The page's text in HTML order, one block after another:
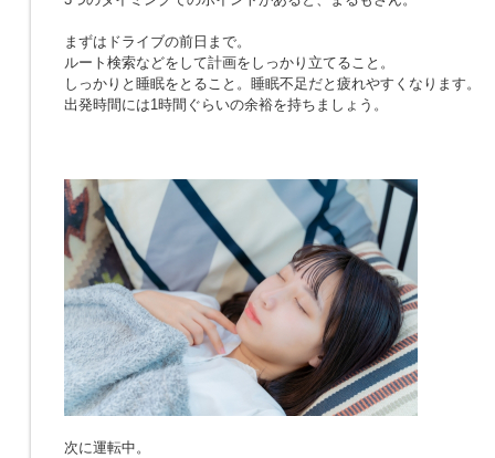
まずはドライブの前日まで。
ルート検索などをして計画をしっかり立てること。
しっかりと睡眠をとること。睡眠不足だと疲れやすくなります。
出発時間には1時間ぐらいの余裕を持ちましょう。
次に運転中。